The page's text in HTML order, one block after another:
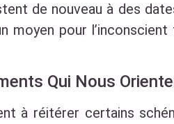
de nouveau à des
moyen pour
Qui Nous
à réitérer certains